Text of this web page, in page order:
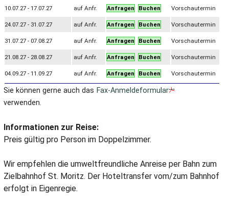
10.07.27 - 17.07.27 auf Anfr. Anfragen Buchen Vorschautermin
24.07.27 - 31.07.27 auf Anfr. Anfragen Buchen Vorschautermin
31.07.27 - 07.08.27 auf Anfr. Anfragen Buchen Vorschautermin
21.08.27 - 28.08.27 auf Anfr. Anfragen Buchen Vorschautermin
04.09.27 - 11.09.27 auf Anfr. Anfragen Buchen Vorschautermin
Sie können gerne auch das Fax-Anmeldeformular
verwenden.
Informationen zur Reise:
Preis gültig pro Person im Doppelzimmer.
Wir empfehlen die umweltfreundliche Anreise per Bahn zum
Zielbahnhof St. Moritz. Der Hoteltransfer vom/zum Bahnhof
erfolgt in Eigenregie.